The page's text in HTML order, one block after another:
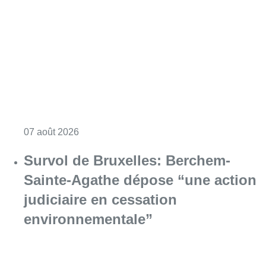
07 août 2026
Survol de Bruxelles: Berchem-
Sainte-Agathe dépose “une action
judiciaire en cessation
environnementale”